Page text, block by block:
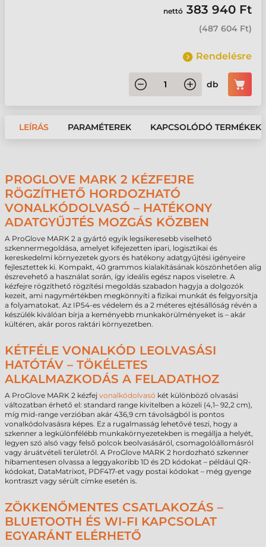
nettó 383 940 Ft
(487 604 Ft)
Rendelésre
db
LEÍRÁS PARAMÉTEREK KAPCSOLÓDÓ TERMÉKEK
PROGLOVE MARK 2 KÉZFEJRE
RÖGZÍTHETŐ HORDOZHATÓ
VONALKÓDOLVASÓ – HATÉKONY
ADATGYŰJTÉS MOZGÁS KÖZBEN
A ProGlove MARK 2 a gyártó egyik legsikeresebb viselhető
szkennermegoldása, amelyet kifejezetten ipari, logisztikai és
kereskedelmi környezetek gyors és hatékony adatgyűjtési igényeire
fejlesztettek ki. Kompakt, 40 grammos kialakításának köszönhetően alig
észrevehető a használat során, így ideális egész napos viseletre. A
kézfejre rögzíthető rögzítési megoldás szabadon hagyja a dolgozók
kezeit, ami nagymértékben megkönnyíti a fizikai munkát és felgyorsítja
a folyamatokat. Az IP54-es védelem és a 2 méteres ejtésállóság révén a
készülék kiválóan bírja a keményebb munkakörülményeket is – akár
kültéren, akár poros raktári környezetben.
KÉTFÉLE VONALKÓD LEOLVASÁSI
HATÓTÁV – TÖKÉLETES
ALKALMAZKODÁS A FELADATHOZ
A ProGlove MARK 2 kézfej vonalkódolvasó két különböző olvasási
változatban érhető el: standard range kivitelben a közeli (4,1– 92,2 cm),
míg mid-range verzióban akár 436,9 cm távolságból is pontos
vonalkódolvasásra képes. Ez a rugalmasság lehetővé teszi, hogy a
szkenner a legkülönfélébb munkakörnyezetekben is megállja a helyét,
legyen szó alsó vagy felső polcok beolvasásáról, csomagolóállomásról
vagy áruátvételi területről. A ProGlove MARK 2 hordozható szkenner
hibamentesen olvassa a leggyakoribb 1D és 2D kódokat – például QR-
kódokat, DataMatrixot, PDF417-et vagy postai kódokat – még gyenge
kontraszt vagy sérült címke esetén is.
ZÖKKENŐMENTES CSATLAKOZÁS –
BLUETOOTH ÉS WI-FI KAPCSOLAT
EGYARÁNT ELÉRHETŐ